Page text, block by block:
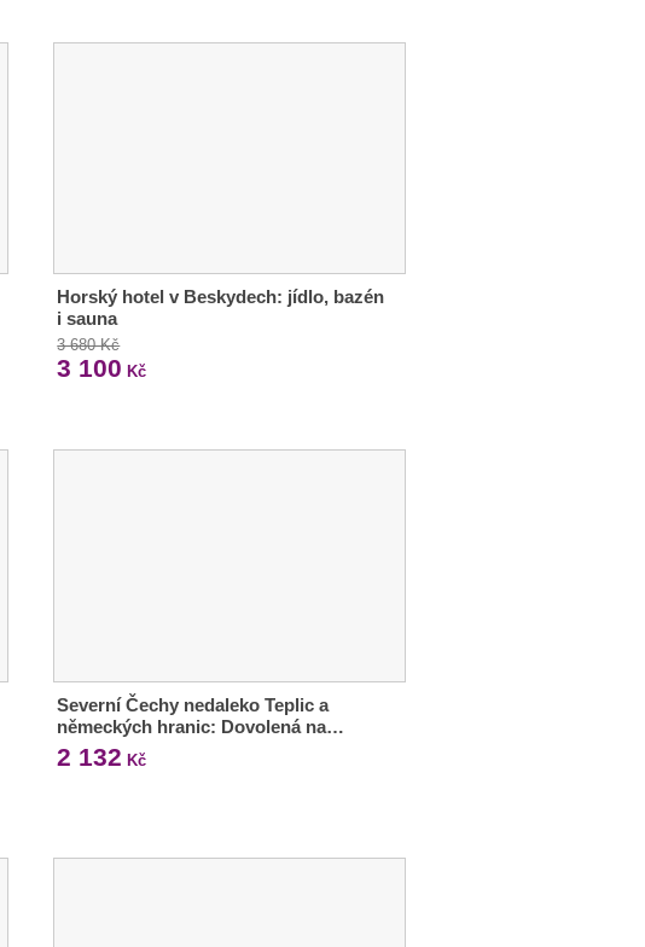
Horský hotel v Beskydech: jídlo, bazén
i sauna
3 680 Kč
3 100 Kč
Severní Čechy nedaleko Teplic a
německých hranic: Dovolená na…
2 132 Kč